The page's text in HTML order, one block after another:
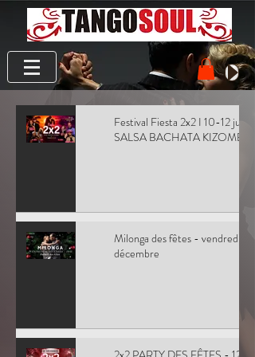
Festival Fiesta 2x2 I 10-12 juillet l
SALSA BACHATA KIZOMBA
Milonga des fêtes - vendredi 20
décembre